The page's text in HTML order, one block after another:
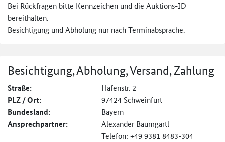
Bei Rückfragen bitte Kennzeichen und die Auktions-ID
bereithalten.
Besichtigung und Abholung nur nach Terminabsprache.
Besichtigung, Abholung, Versand, Zahlung
Straße: Hafenstr. 2
PLZ / Ort: 97424 Schweinfurt
Bundesland: Bayern
Ansprechpartner:
Alexander Baumgartl
Telefon: +49 9381 8483-304